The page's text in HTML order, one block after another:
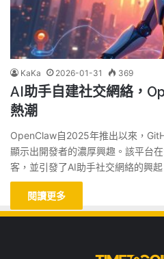
KaKa 2026-01-31 369
AI助手自建社交網絡，
熱潮
OpenClaw自2025年推出以來，
顯示出開發者的濃厚興趣。該平台
客，並引發了AI助手社交網絡的興
閱讀更多